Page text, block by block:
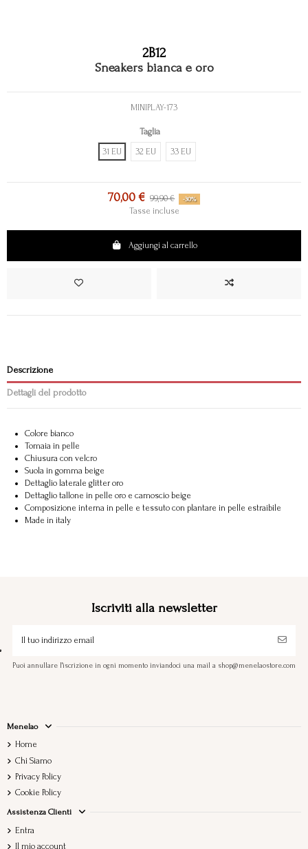
Sneakers bianca e oro
2B12
MINIPLAY-173
Taglia
31 EU 32 EU 33 EU
70,00 € 99,90 € -30%
Tasse incluse
Aggiungi al carrello
Descrizione
Dettagli del prodotto
Colore bianco
Tomaia in pelle
Chiusura con velcro
Suola in gomma beige
Dettaglio laterale glitter oro
Dettaglio tallone in pelle oro e camoscio beige
Composizione interna in pelle e tessuto con plantare in pelle estraibile
Made in italy
Iscriviti alla newsletter
Puoi annullare l'iscrizione in ogni momento inviandoci una mail a shop@menelaostore.com
Menelao
Home
Chi Siamo
Privacy Policy
Cookie Policy
Assistenza Clienti
Entra
Il mio account